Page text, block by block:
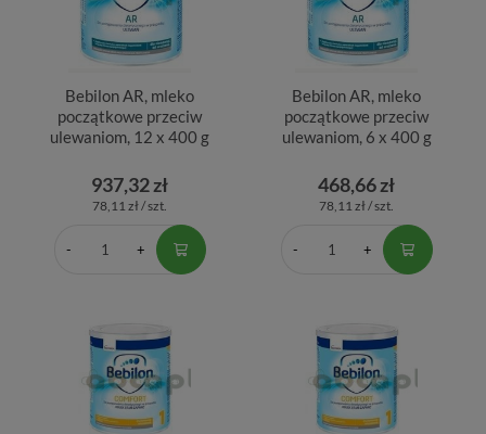
Bebilon AR, mleko
początkowe przeciw
ulewaniom, 12 x 400 g
937,32 zł
78,11 zł / szt.
Bebilon AR, mleko
początkowe przeciw
ulewaniom, 6 x 400 g
468,66 zł
78,11 zł / szt.